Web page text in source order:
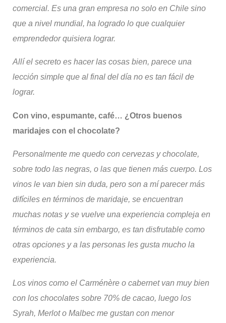
comercial. Es una gran empresa no solo en Chile sino
que a nivel mundial, ha logrado lo que cualquier
emprendedor quisiera lograr.
Allí el secreto es hacer las cosas bien, parece una
lección simple que al final del día no es tan fácil de
lograr.
Con vino, espumante, café… ¿Otros buenos
maridajes con el chocolate?
Personalmente me quedo con cervezas y chocolate,
sobre todo las negras, o las que tienen más cuerpo. Los
vinos le van bien sin duda, pero son a mí parecer más
difíciles en términos de maridaje, se encuentran
muchas notas y se vuelve una experiencia compleja en
términos de cata sin embargo, es tan disfrutable como
otras opciones y a las personas les gusta mucho la
experiencia.
Los vinos como el Carménère o cabernet van muy bien
con los chocolates sobre 70% de cacao, luego los
Syrah,Merlot oMalbec me gustan con menor